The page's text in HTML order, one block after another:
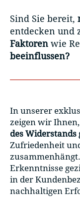
Sind Sie bereit,
entdecken und
Faktoren wie
beeinflussen?
In unserer
zeigen wir
des Widerstands
Zufriedenheit
Erkenntnisse
in der
nachhaltigen